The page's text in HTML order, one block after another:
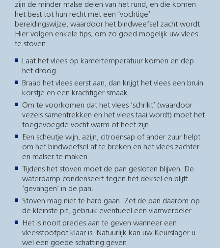
zijn de minder malse delen van het rund, en die komen
het best tot hun recht met een ‘vochtige’
bereidingswijze, waardoor het bindweefsel zacht wordt.
Hier volgen enkele tips, om zo goed mogelijk uw vlees
te stoven:
Laat het vlees op kamertemperatuur komen en dep
het droog.
Braad het vlees eerst aan, dan krijgt het vlees een bruin
korstje en een krachtiger smaak.
Om te voorkomen dat het vlees ‘schrikt’ (waardoor
vezels samentrekken en het vlees taai wordt) moet het
toegevoegde vocht warm of heet zijn.
Een scheutje wijn, azijn, citroensap of ander zuur helpt
om het bindweefsel af te breken en het vlees zachter
en malser te maken.
Tijdens het stoven moet de pan gesloten blijven. De
waterdamp condenseert tegen het deksel en blijft
‘gevangen’ in de pan.
Stoven mag niet te hard gaan. Zet de pan daarom op
de kleinste pit, gebruik eventueel een vlamverdeler.
Het is nooit precies aan te geven wanneer een
vleesstoofpot klaar is. Natuurlijk kan uw Keurslager u
wel een goede schatting geven.